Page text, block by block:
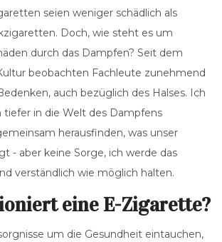
seien weniger schädlich als
Doch, wie steht es um
durch das Dampfen? Seit dem
beobachten Fachleute zunehmend
auch bezüglich des Halses. Ich
in die Welt des Dampfens
herausfinden, was unser
- aber keine Sorge, ich werde das
verständlich wie möglich halten.
eine E-Zigarette?
um die Gesundheit eintauchen,